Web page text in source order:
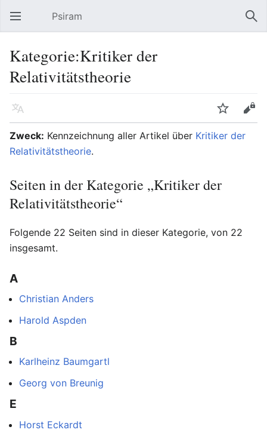
Hauptmenü öffnen Psiram
Kategorie:Kritiker der
Relativitätstheorie
Sprache Beobachten
Bearbeiten
Zweck: Kennzeichnung aller Artikel über Kritiker der
Relativitätstheorie.
Seiten in der Kategorie „Kritiker der
Relativitätstheorie“
Folgende 22 Seiten sind in dieser Kategorie, von 22
insgesamt.
A
Christian Anders
Harold Aspden
B
Karlheinz Baumgartl
Georg von Breunig
E
Horst Eckardt